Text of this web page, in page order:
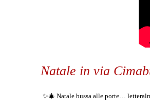
Natale in via
✨🎄 Natale bussa alle porte…